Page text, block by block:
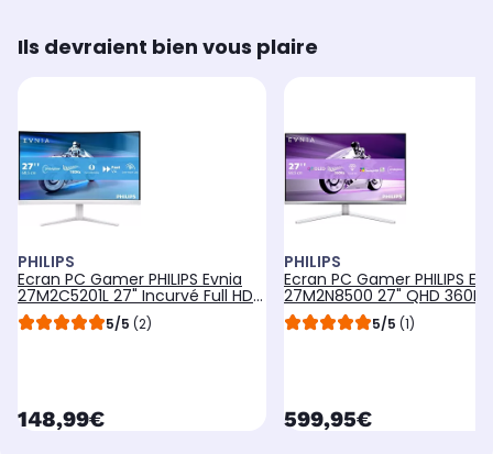
Ils devraient bien vous plaire
PHILIPS
Ecran PC Gamer PHILIPS Evnia
27M2C5201L 27" Incurvé Full HD
180Hz Rapid VA HDR10 Ambiglow
5/5 (2)
currentPrice
148,99€
PHILIPS
Ecran PC Gamer PHILIPS
27M2N8500 27" QHD
OLED HDR True Black 400
2.1 USB-C 15W Ambiglow
5/5 (1)
currentPrice
599,95€